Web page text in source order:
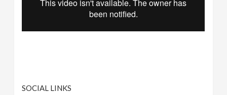
SOCIAL LINKS